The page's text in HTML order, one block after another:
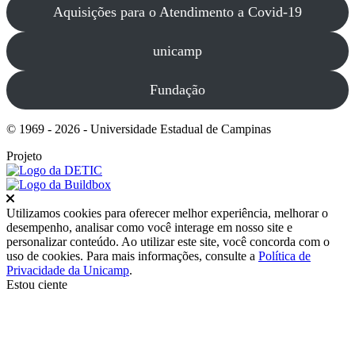
Aquisições para o Atendimento a Covid-19
unicamp
Fundação
© 1969 - 2026 - Universidade Estadual de Campinas
Projeto
Fechar
Utilizamos cookies para oferecer melhor experiência, melhorar o
desempenho, analisar como você interage em nosso site e
personalizar conteúdo. Ao utilizar este site, você concorda com o
uso de cookies. Para mais informações, consulte a Política de
Privacidade da Unicamp.
Estou ciente